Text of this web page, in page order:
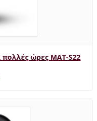
ώρες MAT-S22